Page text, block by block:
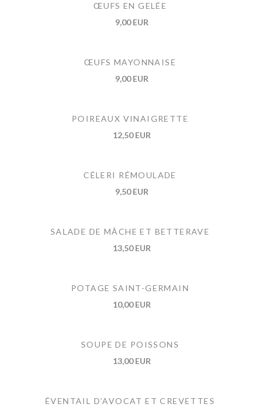
ŒUFS EN GELÉE
9,00 EUR
ŒUFS MAYONNAISE
9,00 EUR
POIREAUX VINAIGRETTE
12,50 EUR
CÉLERI RÉMOULADE
9,50 EUR
SALADE DE MÂCHE ET BETTERAVE
13,50 EUR
POTAGE SAINT-GERMAIN
10,00 EUR
SOUPE DE POISSONS
13,00 EUR
ÉVENTAIL D’AVOCAT ET CREVETTES